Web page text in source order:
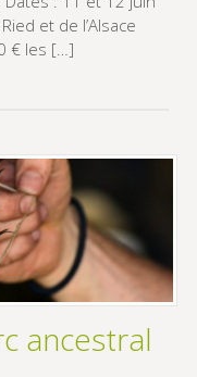
et de l’Alsace
€ les […]
ancestral